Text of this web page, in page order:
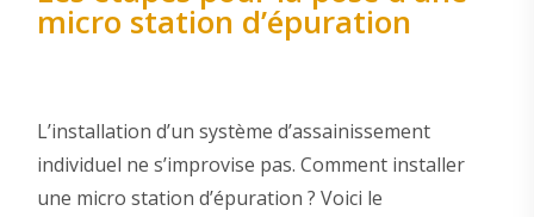
micro station d’épuration
L’installation d’un système d’assainissement
individuel ne s’improvise pas. Comment installer
une micro station d’épuration ? Voici le